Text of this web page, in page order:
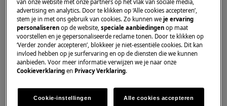
Een opklapbare legger aanpassen:
1. Haal het voedsel van de legger.
2. Til de rechter zijrand van de legger omhoog
en duw naar links in de richting van de ijsmaker.
van onze website met onze partners op het vlak van sociale media,
advertising en analytics. Door te klikken op ‘Alle cookies accepteren’,
stem je in met ons gebruik van cookies. Zo kunnen weje ervaring
personaliseren op de website,speciale aanbiedingen op maat
voorstellen en je gepersonaliseerde reclame tonen. Door te klikken op
‘Verder zonder accepteren’, blokkeer je niet-essentiële cookies. Dit kan
invloed hebben op je surfervaring en op de diensten die we kunnen
aanbieden. Voor meer informatie verwijzen we je naar onze
Cookieverklaring en Privacy Verklaring.
Cookie-instellingen Alle cookies accepteren